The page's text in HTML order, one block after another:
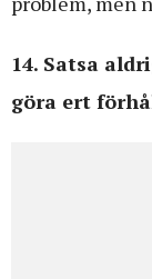
14. Satsa
göra ert